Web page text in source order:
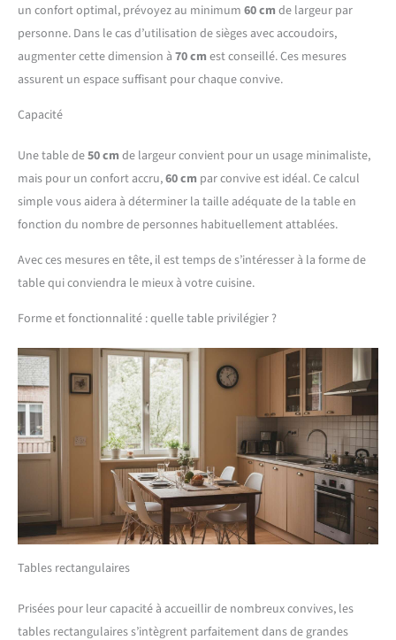
un confort optimal, prévoyez au minimum 60 cm de largeur par
personne. Dans le cas d’utilisation de sièges avec accoudoirs,
augmenter cette dimension à 70 cm est conseillé. Ces mesures
assurent un espace suffisant pour chaque convive.
Capacité
Une table de50 cm de largeur convient pour un usage minimaliste,
mais pour un confort accru,60 cm par convive est idéal. Ce calcul
simple vous aidera à déterminer la taille adéquate de la table en
fonction du nombre de personnes habituellement attablées.
Avec ces mesures en tête, il est temps de s’intéresser à la forme de
table qui conviendra le mieux à votre cuisine.
Forme et fonctionnalité : quelle table privilégier ?
Tables rectangulaires
Prisées pour leur capacité à accueillir de nombreux convives, les
tables rectangulaires s’intègrent parfaitement dans de grandes